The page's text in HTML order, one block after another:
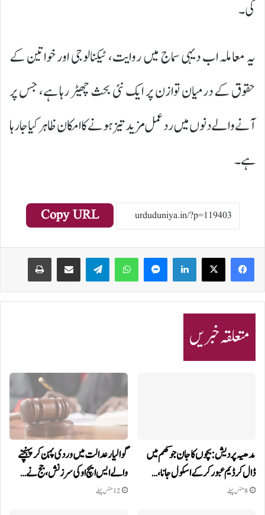
گی۔
یہ معاملہ اب دیہی سماج میں روایت، ٹیکنالوجی اور خواتین کے
حقوق کے درمیان توازن پر ایک نئی بحث چھیڑ رہا ہے، جس پر
آنے والے دنوں میں ردعمل مزید تیز ہونے کا امکان ظاہر کیا جا رہا
ہے۔
Copy URL
LinkedIn
WhatsApp
Telegram
متعلقہ خبریں
مدھیہ پردیش: بچوں کا جان جوکھم میں
ڈال کر ڈیم عبور کر کے اسکول جانا،…
8 منٹس پہلے
گوالیار عدالت میں وردی پہن کر پہنچنے
والے ایس ایچ او کی سرزنش، جج نے…
12 منٹس پہلے